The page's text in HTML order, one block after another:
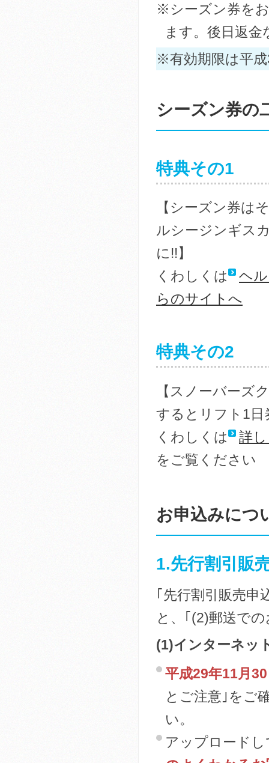
※シーズン券を
ます。後日返
※有効期限は平
シーズン券の
特典その1
【シーズン券は
ルシージンギス
に!!】
くわしくは
ヘ
らのサイトへ
特典その2
【スノーバーズ
するとリフト1日
くわしくは
詳
をご覧ください
お申込みにつ
1.先行割引販
｢先行割引販売申
と、｢(2)郵送で
(1)インターネッ
平成29年11月
とご注意｣をご
い。
アップロード